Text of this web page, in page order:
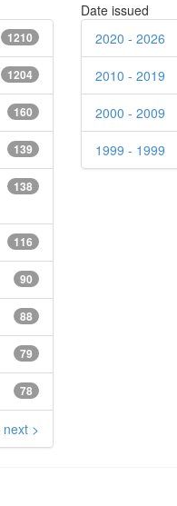
1210
1204
160
139
138
116
90
88
79
78
next >
Date issued
2020 - 2026
2010 - 2019
2000 - 2009
1999 - 1999